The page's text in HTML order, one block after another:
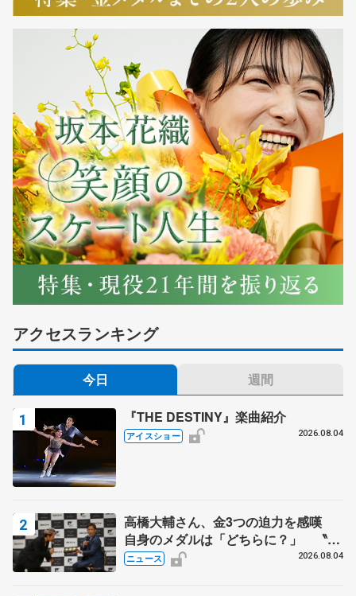
アクセスランキング
今日 週間
『THE DESTINY』楽曲紹介
アイスショー 2026.08.04
高橋大輔さん、金3つの迫力を感嘆
自身のメダルは「どちらに？」 〝リ
ス兄弟〟オリンピック3連覇の野村忠
ニュース 2026.08.04